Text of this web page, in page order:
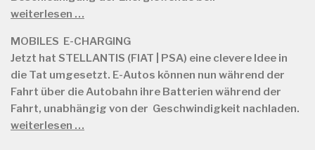
weiterlesen …
MOBILES E-CHARGING
Jetzt hat STELLANTIS (FIAT | PSA) eine clevere Idee in
die Tat umgesetzt. E-Autos können nun während der
Fahrt über die Autobahn ihre Batterien während der
Fahrt, unabhängig von der Geschwindigkeit nachladen.
weiterlesen …